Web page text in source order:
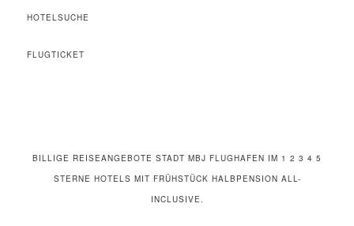
HOTELSUCHE
FLUGTICKET
BILLIGE REISEANGEBOTE STADT MBJ FLUGHAFEN IM 1 2 3 4 5
STERNE HOTELS MIT FRÜHSTÜCK HALBPENSION ALL-
INCLUSIVE.